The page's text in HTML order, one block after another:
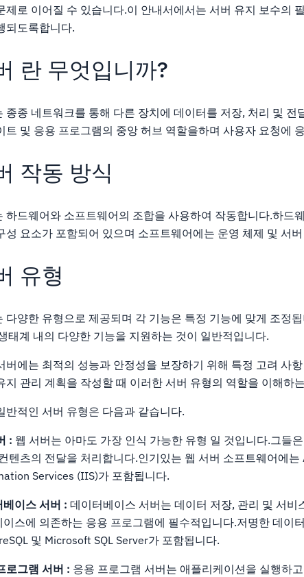
제로 이어질 수 있습니다.이 안내서에서는 서버 유지 보수의
되도록합니다.
란 무엇입니까?
종종 네트워크를 통해 다른 장치에 데이터를 저장, 처리 및 전
트 및 응용 프로그램의 중앙 허브 역할을하며 사용자 요청에
작동 방식
하드웨어와 소프트웨어의 조합을 사용하여 작동합니다.하드
성 요소가 포함되어 있으며 소프트웨어에는 운영 체제 및 서
유형
다양한 유형으로 제공되며 각 기능은 특정 기능에 맞게 조정
태계 내의 다양한 기능을 지원하는 것이 일반적입니다.
버에는 최적의 성능과 안정성을 보장하기 위해 특정 고려 사
지 관리 계획을 작성할 때 이러한 서버 유형의 역할을 이해하
반적인 서버 유형은 다음과 같습니다.
: 웹 서버는 아마도 가장 인식 가능한 유형 일 것입니다.그들
텐츠의 전달을 처리합니다.인기있는 웹 서버 소프트웨어에
Services (IIS)가 포함됩니다.
베이스 서버 : 데이터베이스 서버는 데이터 저장, 관리 및 서비
이스에 의존하는 응용 프로그램에 필수적입니다.저명한 데이
및 Microsoft SQL Server가 포함됩니다.
로그램 서버 : 응용 프로그램 서버는 애플리케이션을 실행하